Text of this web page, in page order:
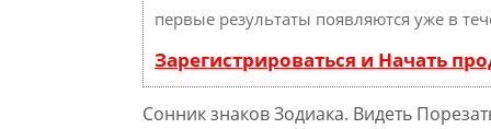
первые результаты появляются уже в
Зарегистрироваться и Начать
Сонник знаков Зодиака. Видеть